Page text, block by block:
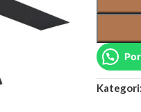
Kategori: